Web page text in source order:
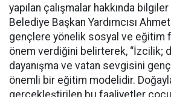
yapılan çalışmalar hakkında
Belediye Başkan Yardımcısı
gençlere yönelik sosyal ve eğitim
önem verdiğini belirterek, “İzcilik;
dayanışma ve vatan sevgisini
önemli bir eğitim modelidir.
gerçekleştirilen bu faaliyetler